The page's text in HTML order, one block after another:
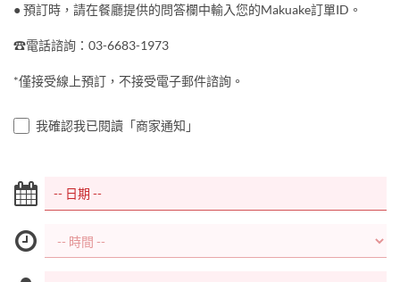
● 預訂時，請在餐廳提供的問答欄中輸入您的Makuake訂單ID。
☎電話諮詢：03-6683-1973
*僅接受線上預訂，不接受電子郵件諮詢。
我確認我已閱讀「商家通知」